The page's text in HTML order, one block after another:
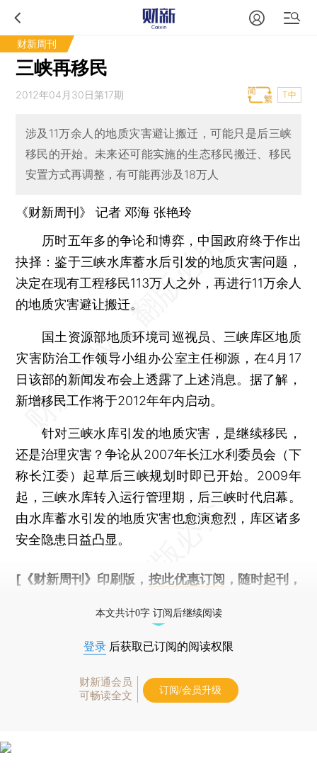
财新周刊
三峡再移民
2012年04月30日第17期 T中
涉及11万余人的地质灾害避让搬迁，可能只是后三峡
移民的开始。未来还可能实施的生态移民搬迁、移民
安置方式再调整，有可能再涉及18万人
《财新周刊》 记者 邓海 张艳玲
历时五年多的争论和博弈，中国政府终于作出
抉择：鉴于三峡水库蓄水后引发的地质灾害问题，
决定在现有工程移民113万人之外，再进行11万余人
的地质灾害避让搬迁。
国土资源部地质环境司巡视员、三峡库区地质
灾害防治工作领导小组办公室主任柳源，在4月17
日该部的新闻发布会上透露了上述消息。据了解，
新增移民工作将于2012年年内启动。
针对三峡水库引发的地质灾害，是继续移民，
还是治理灾害？争论从2007年长江水利委员会（下
称长江委）起草后三峡规划时即已开始。2009年
起，三峡水库转入运行管理期，后三峡时代启幕。
由水库蓄水引发的地质灾害也愈演愈烈，库区诸多
安全隐患日益凸显。
[《财新周刊》印刷版， 按此优惠订阅 ，随时起刊，
本文共计0字 订阅后继续阅读
登录 后获取已订阅的阅读权限
财新通会员
可畅读全文
订阅/会员升级